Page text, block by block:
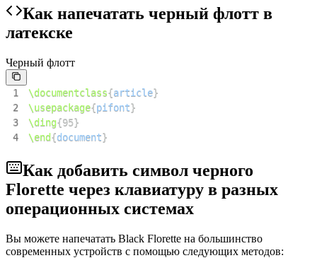
Как напечатать черный флотт в
латекске
Черный флотт
1 \documentclass{article}
2
\usepackage{pifont}
3
\ding{95}
4
\end{document}
Как добавить символ черного
Florette через клавиатуру в разных
операционных системах
Вы можете напечатать Black Florette на большинство
современных устройств с помощью следующих методов: